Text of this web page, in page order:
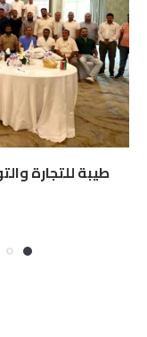
طيبة للتجارة